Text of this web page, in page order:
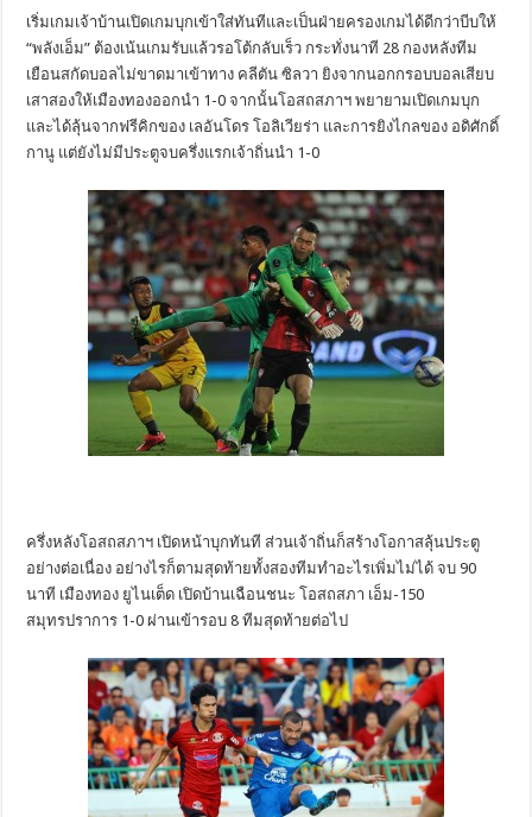
เริ่มเกมเจ้าบ้านเปิดเกมบุกเข้าใส่ทันทีและเป็นฝ่ายครองเกมได้ดีกว่าบีบให้
“พลังเอ็ม” ต้องเน้นเกมรับแล้วรอโต้กลับเร็ว กระทั่งนาที 28 กองหลังทีม
เยือนสกัดบอลไม่ขาดมาเข้าทาง คลีตัน ซิลวา ยิงจากนอกกรอบบอลเสียบ
เสาสองให้เมืองทองออกนำ 1-0 จากนั้นโอสถสภาฯ พยายามเปิดเกมบุก
และได้ลุ้นจากฟรีคิกของ เลอันโดร โอลิเวียร่า และการยิงไกลของ อดิศักดิ์
กานู แต่ยังไม่มีประตูจบครึ่งแรกเจ้าถิ่นนำ 1-0
ครึ่งหลังโอสถสภาฯ เปิดหน้าบุกทันที ส่วนเจ้าถิ่นก็สร้างโอกาสลุ้นประตู
อย่างต่อเนื่อง อย่างไรก็ตามสุดท้ายทั้งสองทีมทำอะไรเพิ่มไม่ได้ จบ 90
นาที เมืองทอง ยูไนเต็ด เปิดบ้านเฉือนชนะ โอสถสภา เอ็ม-150
สมุทรปราการ 1-0 ผ่านเข้ารอบ 8 ทีมสุดท้ายต่อไป